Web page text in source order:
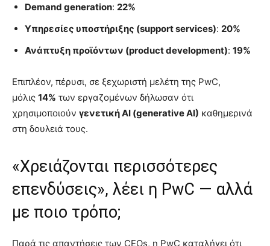
Demand generation: 22%
Υπηρεσίες υποστήριξης (support services): 20%
Ανάπτυξη προϊόντων (product development): 19%
Επιπλέον, πέρυσι, σε ξεχωριστή μελέτη της PwC,
μόλις 14% των εργαζομένων δήλωσαν ότι
χρησιμοποιούν γενετική AI (generative AI) καθημερινά
στη δουλειά τους.
«Χρειάζονται περισσότερες
επενδύσεις», λέει η PwC — αλλά
με ποιο τρόπο;
Παρά τις απαντήσεις των CEOs, η PwC καταλήγει ότι